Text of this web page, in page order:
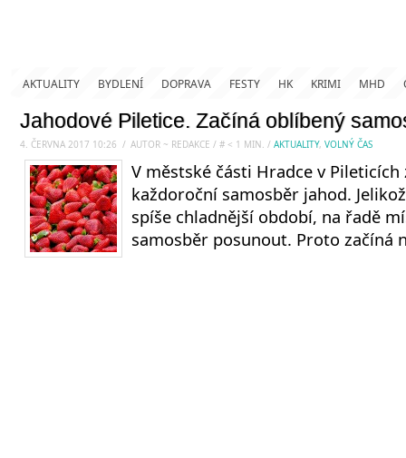
AKTUALITY BYDLENÍ DOPRAVA FESTY HK KRIMI MHD
Jahodové Piletice. Začíná oblíbený
4. ČERVNA 2017 10:26 / AUTOR ~ REDAKCE / # < 1 MIN. / AKTUALITY, VOLNÝ ČAS
V městské části Hradce v
každoroční samosběr jahod.
spíše chladnější období, na řadě
samosběr posunout. Proto začíná